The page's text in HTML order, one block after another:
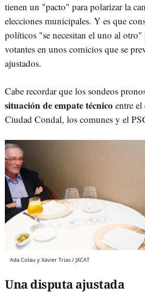
tienen un "pacto" para polarizar la
elecciones municipales. Y es que
políticos "se necesitan el uno al otro"
votantes en unos comicios que se
ajustados.
Cabe recordar que los sondeos
situación de empate técnico entre el
Ciudad Condal, los comunes y el
Ada Colau y Xavier Trias / JXCAT
Una disputa ajustada